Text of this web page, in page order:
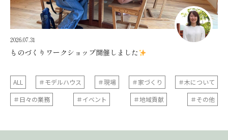
2026.07.31
ものづくりワークショップ開催しました
ALL ＃モデルハウス ＃現場 ＃家づくり
＃木について
＃日々の業務
＃イベント ＃地域貢献 ＃その他